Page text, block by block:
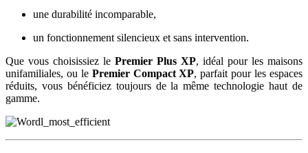
une durabilité incomparable,
un fonctionnement silencieux et sans intervention.
Que vous choisissiez le Premier Plus XP, idéal pour les maisons
unifamiliales, ou le Premier Compact XP, parfait pour les espaces
réduits, vous bénéficiez toujours de la même technologie haut de
gamme.